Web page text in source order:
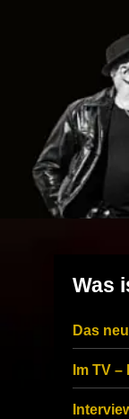
Was
Das
Im TV